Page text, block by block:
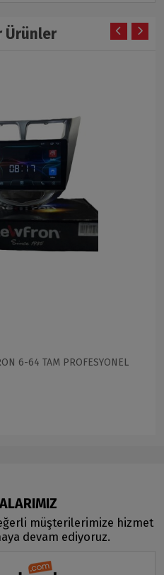
Ürünler
6-64 TAM PROFESYONEL
müşterilerimize hizmet
devam ediyoruz.